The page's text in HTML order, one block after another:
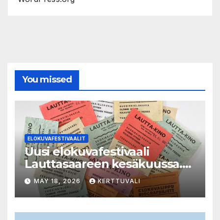
You missed
ELOKUVAFESTIVAALIT
Uusi elokuvafestivaali
Lauttasaareen kesäkuussa.
LAUTTA-KINO esittää kaikki
elokuvat 35mm-filmiltä.
MAY 18, 2026 KERTTUVALI